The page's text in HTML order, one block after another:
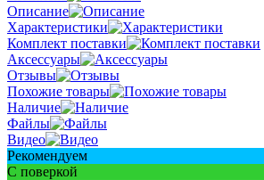
Описание
Характеристики
Комплект поставки
Аксессуары
Отзывы
Похожие товары
Наличие
Файлы
Видео
Рекомендуем
С поверкой